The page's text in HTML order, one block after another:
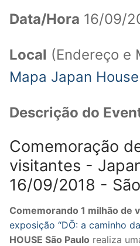
Data/Hora 16/09/
Local (Endereço e
Mapa Japan
Descrição do
Comemoração
visitantes -
16/09/2018 -
Comemorando 1 milhão de
exposição “DŌ: a caminho
HOUSE São Paulo realiza